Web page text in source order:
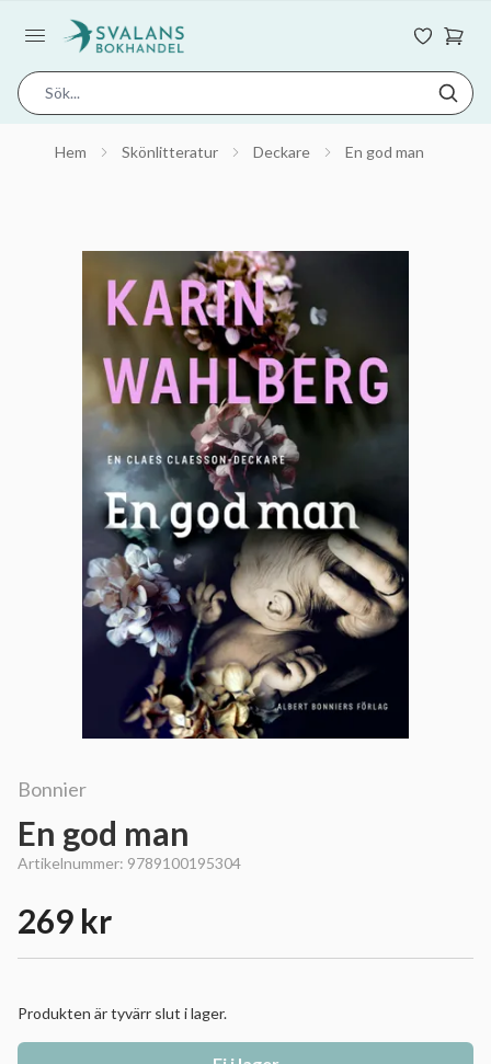
Hem Skönlitteratur Deckare En god man
Bonnier
En god man
Artikelnummer: 9789100195304
269 kr
Produkten är tyvärr slut i lager.